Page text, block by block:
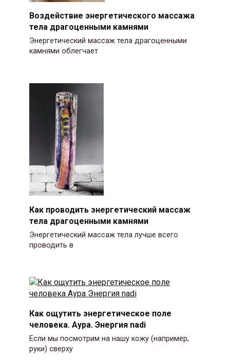
Воздействие энергетического массажа
тела драгоценными камнями
Энергетический массаж тела драгоценными
камнями облегчает
Как проводить энергетический массаж
тела драгоценными камнями
Энергетический массаж тела лучше всего
проводить в
Как ощутить энергетическое поле
человека. Аура. Энергия nadi
Если мы посмотрим на нашу кожу (например,
руки) сверху